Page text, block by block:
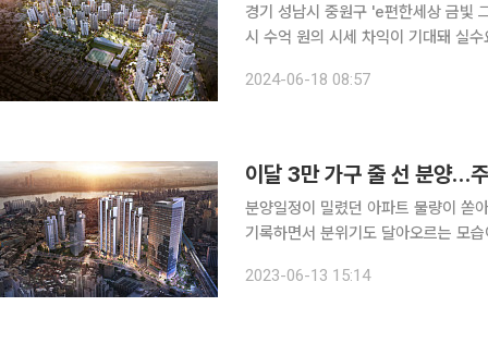
경기 성남시 중원구 'e편한세상 금빛
시 수억 원의 시세 차익이 기대돼 실수요자의 관심이
된다. 분양가는 지난 2019년 분양
2024-06-18 08:57
이달 3만 가구 줄 선 분양…
분양일정이 밀렸던 아파트 물량이 쏟
기록하면서 분위기도 달아오르는 모
조사에 따르면 이달 아파트 분양시
2023-06-13 15:14